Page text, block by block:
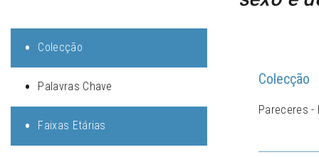
Colecção
Palavras Chave
Faixas Etárias
Colecção
Pareceres -